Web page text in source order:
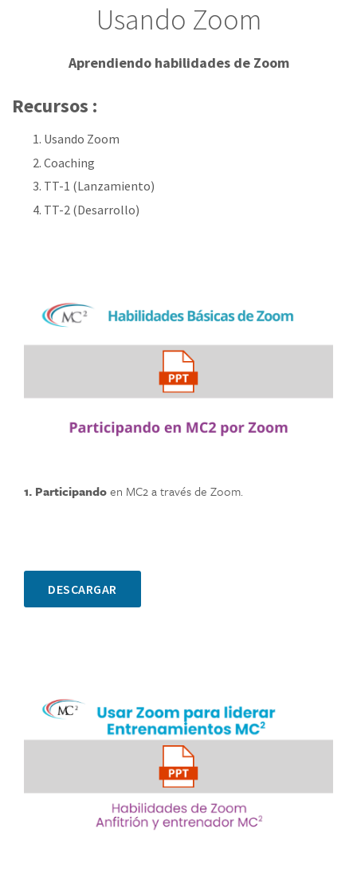
Usando Zoom
Aprendiendo habilidades de Zoom
Recursos :
Usando Zoom
Coaching
TT-1 (Lanzamiento)
TT-2 (Desarrollo)
1. Participandoen MC2 a través de Zoom.
DESCARGAR